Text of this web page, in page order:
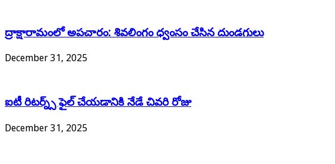
ద్రాక్షారామంలో అపచారం: శివలింగం ధ్వంసం చేసిన దుండగులు
December 31, 2025
ఐటీ రిటర్న్స్ ఫైల్ చేయడానికి నేడే చివరి రోజు
December 31, 2025